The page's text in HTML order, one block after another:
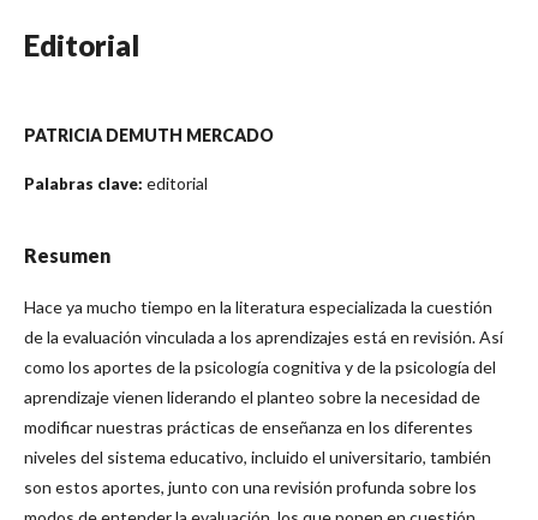
Editorial
PATRICIA DEMUTH MERCADO
Palabras clave: editorial
Resumen
Hace ya mucho tiempo en la literatura especializada la cuestión
de la evaluación vinculada a los aprendizajes está en revisión. Así
como los aportes de la psicología cognitiva y de la psicología del
aprendizaje vienen liderando el planteo sobre la necesidad de
modificar nuestras prácticas de enseñanza en los diferentes
niveles del sistema educativo, incluido el universitario, también
son estos aportes, junto con una revisión profunda sobre los